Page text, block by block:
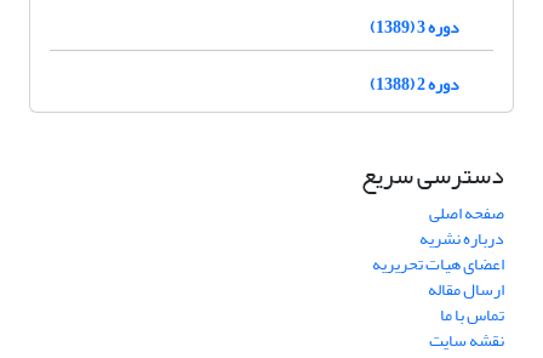
دوره 3 (1389)
دوره 2 (1388)
دسترسی سریع
صفحه اصلی
درباره نشریه
اعضای هیات تحریریه
ارسال مقاله
تماس با ما
نقشه سایت